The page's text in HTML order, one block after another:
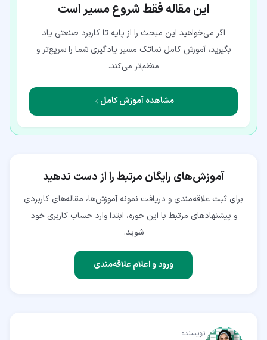
این مقاله فقط شروع مسیر است
اگر می‌خواهید این مبحث را از پایه تا کاربرد صنعتی یاد
بگیرید، آموزش کامل نماتک مسیر یادگیری شما را سریع‌تر و
منظم‌تر می‌کند.
مشاهده آموزش کامل
آموزش‌های رایگان مرتبط را از دست ندهید
برای ثبت علاقه‌مندی و دریافت نمونه آموزش‌ها، مقاله‌های کاربردی
و پیشنهادهای مرتبط با این حوزه، ابتدا وارد حساب کاربری خود
شوید.
ورود و اعلام علاقه‌مندی
نویسنده